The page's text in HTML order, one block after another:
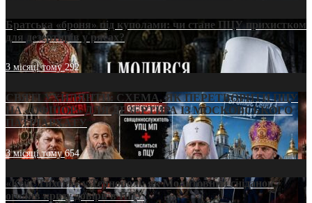
Братська «броня» під куполами: чи стане ПЦУ прихистком
для дезертирів у рясах?
3 місяці тому292
СВЯТІ УХИЛЯНТИ: СХЕМА, ЯК ПЕРЕТВОРИТИ ПЦУ
НА «ОФШОР» ДЛЯ ДЕЗЕРТИРА ІЗ МОСКОВСЬКОГО
ПАТРІАРХАТУ
3 місяці тому654
«Кейс Тихона» у Тернополі: як Молитовний сніданок
оголив кризу довіри в ПЦУ